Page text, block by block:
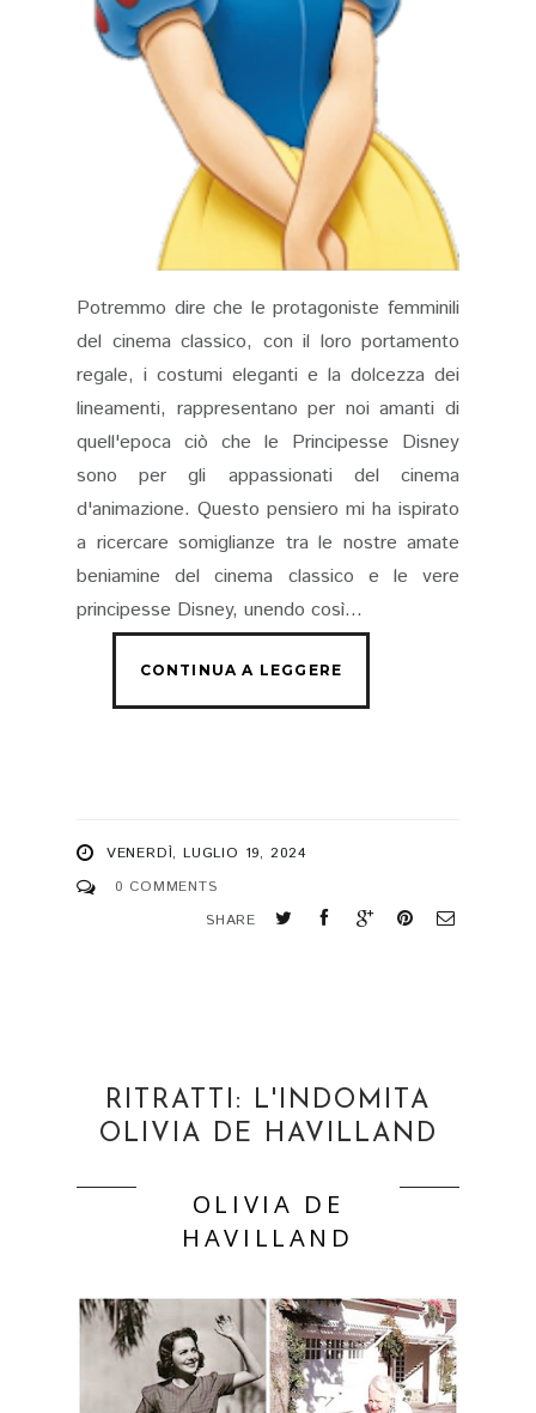
Potremmo dire che le protagoniste femminili
del cinema classico, con il loro portamento
regale, i costumi eleganti e la dolcezza dei
lineamenti, rappresentano per noi amanti di
quell'epoca ciò che le Principesse Disney
sono per gli appassionati del cinema
d'animazione. Questo pensiero mi ha ispirato
a ricercare somiglianze tra le nostre amate
beniamine del cinema classico e le vere
principesse Disney, unendo così...
VENERDÌ, LUGLIO 19, 2024
0 COMMENTS
SHARE
RITRATTI: L'INDOMITA
OLIVIA DE HAVILLAND
OLIVIA DE
HAVILLAND